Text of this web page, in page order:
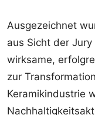
Ausgezeichnet
aus Sicht der
wirksame,
zur
Keramikindustrie